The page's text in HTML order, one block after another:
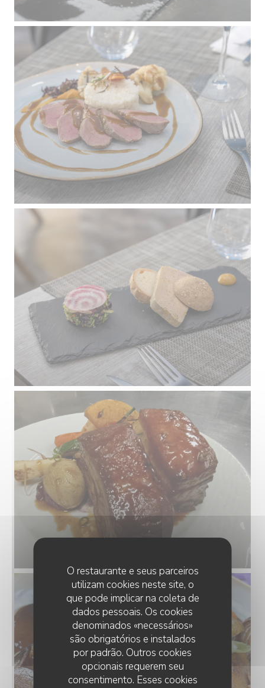
O restaurante e seus parceiros
utilizam cookies neste site, o
que pode implicar na coleta de
dados pessoais. Os cookies
denominados «necessários»
são obrigatórios e instalados
por padrão. Outros cookies
opcionais requerem seu
consentimento. Esses cookies